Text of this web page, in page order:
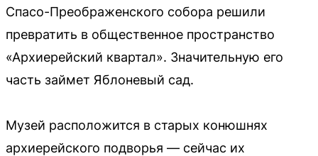
Спасо-Преображенского собора решили
превратить в общественное пространство
«Архиерейский квартал». Значительную его
часть займет Яблоневый сад.
Музей расположится в старых конюшнях
архиерейского подворья — сейчас их